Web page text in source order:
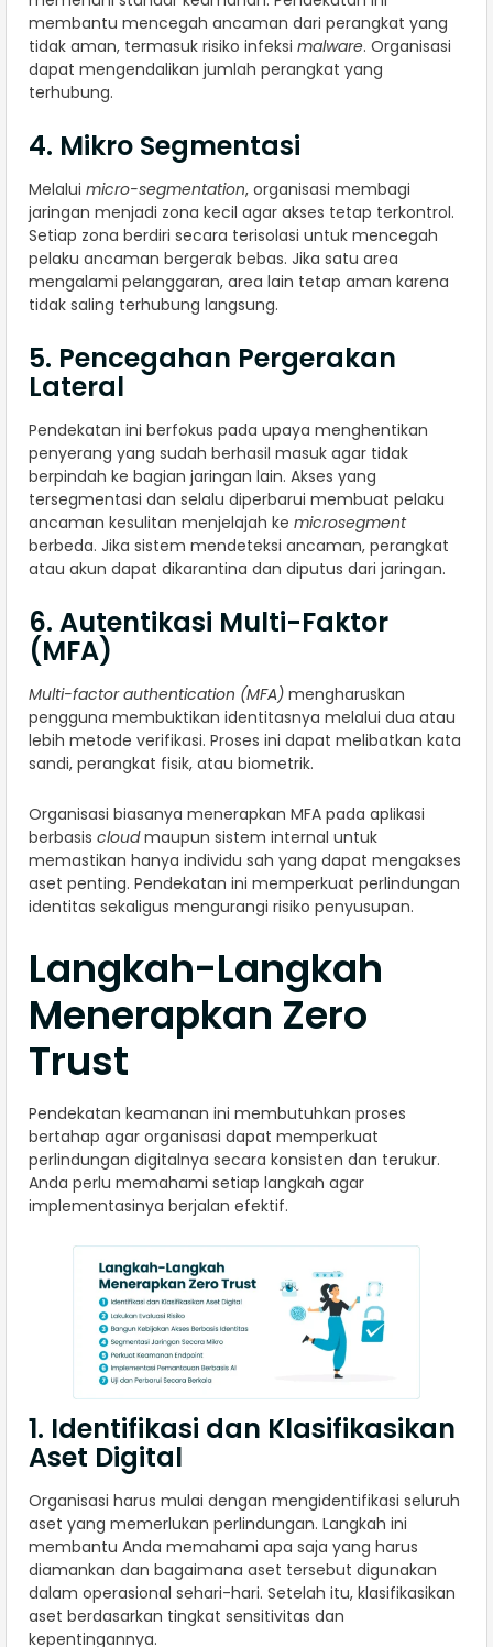
membantu mencegah ancaman dari perangkat yang
tidak aman, termasuk risiko infeksi malware. Organisasi
dapat mengendalikan jumlah perangkat yang
terhubung.
4. Mikro Segmentasi
Melalui micro-segmentation, organisasi membagi
jaringan menjadi zona kecil agar akses tetap terkontrol.
Setiap zona berdiri secara terisolasi untuk mencegah
pelaku ancaman bergerak bebas. Jika satu area
mengalami pelanggaran, area lain tetap aman karena
tidak saling terhubung langsung.
5. Pencegahan Pergerakan
Lateral
Pendekatan ini berfokus pada upaya menghentikan
penyerang yang sudah berhasil masuk agar tidak
berpindah ke bagian jaringan lain. Akses yang
tersegmentasi dan selalu diperbarui membuat pelaku
ancaman kesulitan menjelajah ke microsegment
berbeda. Jika sistem mendeteksi ancaman, perangkat
atau akun dapat dikarantina dan diputus dari jaringan.
6. Autentikasi Multi-Faktor
(MFA)
Multi-factor authentication (MFA) mengharuskan
pengguna membuktikan identitasnya melalui dua atau
lebih metode verifikasi. Proses ini dapat melibatkan kata
sandi, perangkat fisik, atau biometrik.
Organisasi biasanya menerapkan MFA pada aplikasi
berbasis cloudmaupun sistem internal untuk
memastikan hanya individu sah yang dapat mengakses
aset penting. Pendekatan ini memperkuat perlindungan
identitas sekaligus mengurangi risiko penyusupan.
Langkah-Langkah
Menerapkan Zero
Trust
Pendekatan keamanan ini membutuhkan proses
bertahap agar organisasi dapat memperkuat
perlindungan digitalnya secara konsisten dan terukur.
Anda perlu memahami setiap langkah agar
implementasinya berjalan efektif.
1. Identifikasi dan Klasifikasikan
Aset Digital
Organisasi harus mulai dengan mengidentifikasi seluruh
aset yang memerlukan perlindungan. Langkah ini
membantu Anda memahami apa saja yang harus
diamankan dan bagaimana aset tersebut digunakan
dalam operasional sehari-hari. Setelah itu, klasifikasikan
aset berdasarkan tingkat sensitivitas dan
kepentingannya.